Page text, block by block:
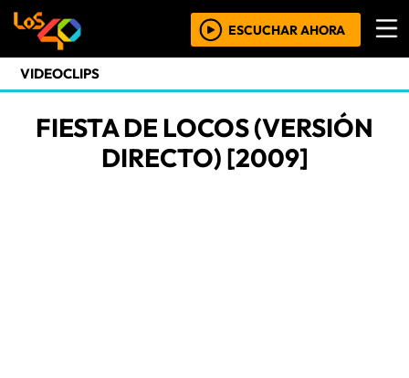
ESCUCHAR AHORA
VIDEOCLIPS
FIESTA DE LOCOS (VERSIÓN
DIRECTO) [2009]